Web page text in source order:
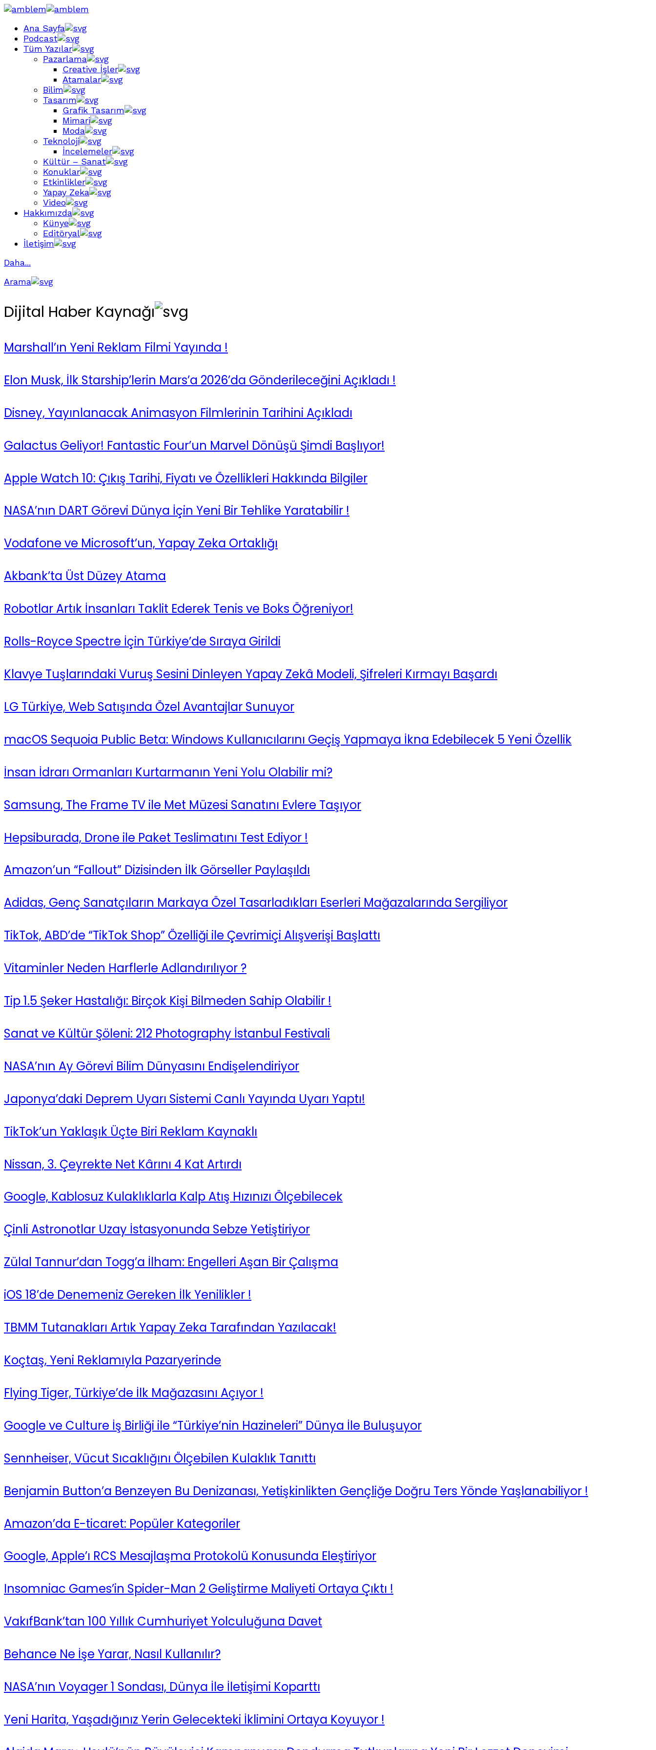
Ana Sayfa
Podcast
Tüm Yazılar
Pazarlama
Creative İşler
Atamalar
Bilim
Tasarım
Grafik Tasarım
Mimari
Moda
Teknoloji
İncelemeler
Kültür – Sanat
Konuklar
Etkinlikler
Yapay Zeka
Video
Hakkımızda
Künye
Editöryal
İletişim
Daha...
Arama
Dijital Haber Kaynağı
Marshall’ın Yeni Reklam Filmi Yayında !
Elon Musk, İlk Starship’lerin Mars’a 2026’da Gönderileceğini Açıkladı !
Disney, Yayınlanacak Animasyon Filmlerinin Tarihini Açıkladı
Galactus Geliyor! Fantastic Four’un Marvel Dönüşü Şimdi Başlıyor!
Apple Watch 10: Çıkış Tarihi, Fiyatı ve Özellikleri Hakkında Bilgiler
NASA’nın DART Görevi Dünya İçin Yeni Bir Tehlike Yaratabilir !
Vodafone ve Microsoft’un, Yapay Zeka Ortaklığı
Akbank’ta Üst Düzey Atama
Robotlar Artık İnsanları Taklit Ederek Tenis ve Boks Öğreniyor!
Rolls-Royce Spectre İçin Türkiye’de Sıraya Girildi
Klavye Tuşlarındaki Vuruş Sesini Dinleyen Yapay Zekâ Modeli, Şifreleri Kırmayı Başardı
LG Türkiye, Web Satışında Özel Avantajlar Sunuyor
macOS Sequoia Public Beta: Windows Kullanıcılarını Geçiş Yapmaya İkna Edebilecek 5 Yeni Özellik
İnsan İdrarı Ormanları Kurtarmanın Yeni Yolu Olabilir mi?
Samsung, The Frame TV ile Met Müzesi Sanatını Evlere Taşıyor
Hepsiburada, Drone ile Paket Teslimatını Test Ediyor !
Amazon’un “Fallout” Dizisinden İlk Görseller Paylaşıldı
Adidas, Genç Sanatçıların Markaya Özel Tasarladıkları Eserleri Mağazalarında Sergiliyor
TikTok, ABD’de “TikTok Shop” Özelliği ile Çevrimiçi Alışverişi Başlattı
Vitaminler Neden Harflerle Adlandırılıyor ?
Tip 1.5 Şeker Hastalığı: Birçok Kişi Bilmeden Sahip Olabilir !
Sanat ve Kültür Şöleni: 212 Photography İstanbul Festivali
NASA’nın Ay Görevi Bilim Dünyasını Endişelendiriyor
Japonya’daki Deprem Uyarı Sistemi Canlı Yayında Uyarı Yaptı!
TikTok’un Yaklaşık Üçte Biri Reklam Kaynaklı
Nissan, 3. Çeyrekte Net Kârını 4 Kat Artırdı
Google, Kablosuz Kulaklıklarla Kalp Atış Hızınızı Ölçebilecek
Çinli Astronotlar Uzay İstasyonunda Sebze Yetiştiriyor
Zülal Tannur’dan Togg’a İlham: Engelleri Aşan Bir Çalışma
iOS 18’de Denemeniz Gereken İlk Yenilikler !
TBMM Tutanakları Artık Yapay Zeka Tarafından Yazılacak!
Koçtaş, Yeni Reklamıyla Pazaryerinde
Flying Tiger, Türkiye’de İlk Mağazasını Açıyor !
Google ve Culture İş Birliği ile “Türkiye’nin Hazineleri” Dünya İle Buluşuyor
Sennheiser, Vücut Sıcaklığını Ölçebilen Kulaklık Tanıttı
Benjamin Button’a Benzeyen Bu Denizanası, Yetişkinlikten Gençliğe Doğru Ters Yönde Yaşlanabiliyor !
Amazon’da E-ticaret: Popüler Kategoriler
Google, Apple’ı RCS Mesajlaşma Protokolü Konusunda Eleştiriyor
Insomniac Games’in Spider-Man 2 Geliştirme Maliyeti Ortaya Çıktı !
VakıfBank’tan 100 Yıllık Cumhuriyet Yolculuğuna Davet
Behance Ne İşe Yarar, Nasıl Kullanılır?
NASA’nın Voyager 1 Sondası, Dünya İle İletişimi Koparttı
Yeni Harita, Yaşadığınız Yerin Gelecekteki İklimini Ortaya Koyuyor !